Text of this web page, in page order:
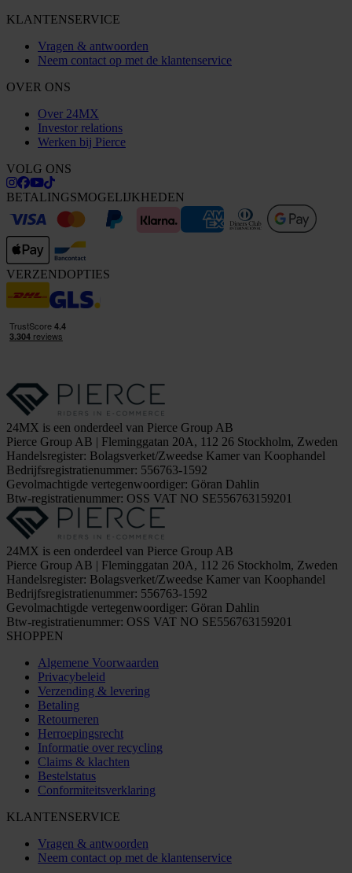
KLANTENSERVICE
Vragen & antwoorden
Neem contact op met de klantenservice
OVER ONS
Over 24MX
Investor relations
Werken bij Pierce
VOLG ONS
BETALINGSMOGELIJKHEDEN
VERZENDOPTIES
24MX is een onderdeel van Pierce Group AB
Pierce Group AB | Fleminggatan 20A, 112 26 Stockholm, Zweden
Handelsregister: Bolagsverket/Zweedse Kamer van Koophandel
Bedrijfsregistratienummer: 556763-1592
Gevolmachtigde vertegenwoordiger: Göran Dahlin
Btw-registratienummer: OSS VAT NO SE556763159201
24MX is een onderdeel van Pierce Group AB
Pierce Group AB | Fleminggatan 20A, 112 26 Stockholm, Zweden
Handelsregister: Bolagsverket/Zweedse Kamer van Koophandel
Bedrijfsregistratienummer: 556763-1592
Gevolmachtigde vertegenwoordiger: Göran Dahlin
Btw-registratienummer: OSS VAT NO SE556763159201
SHOPPEN
Algemene Voorwaarden
Privacybeleid
Verzending & levering
Betaling
Retourneren
Herroepingsrecht
Informatie over recycling
Claims & klachten
Bestelstatus
Conformiteitsverklaring
KLANTENSERVICE
Vragen & antwoorden
Neem contact op met de klantenservice